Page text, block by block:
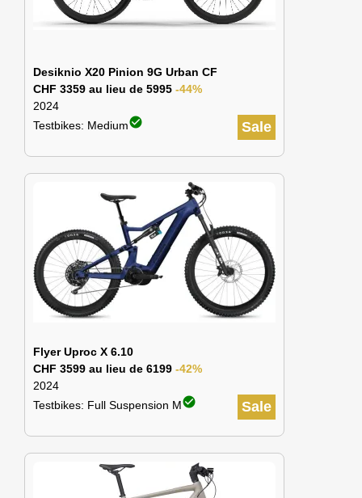
Desiknio X20 Pinion 9G Urban CF
CHF 3359 au lieu de 5995 -44%
2024
Sale
Testbikes: Mediumcheck_circle
Flyer Uproc X 6.10
CHF 3599 au lieu de 6199 -42%
2024
Sale
Testbikes: Full Suspension Mcheck_circle